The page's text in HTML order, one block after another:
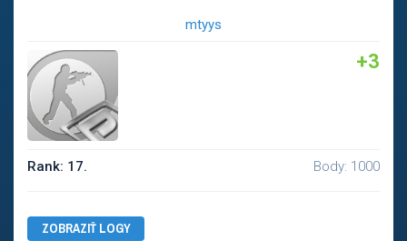
mtyys
+3
Rank: 17. Body: 1000
ZOBRAZIŤ LOGY